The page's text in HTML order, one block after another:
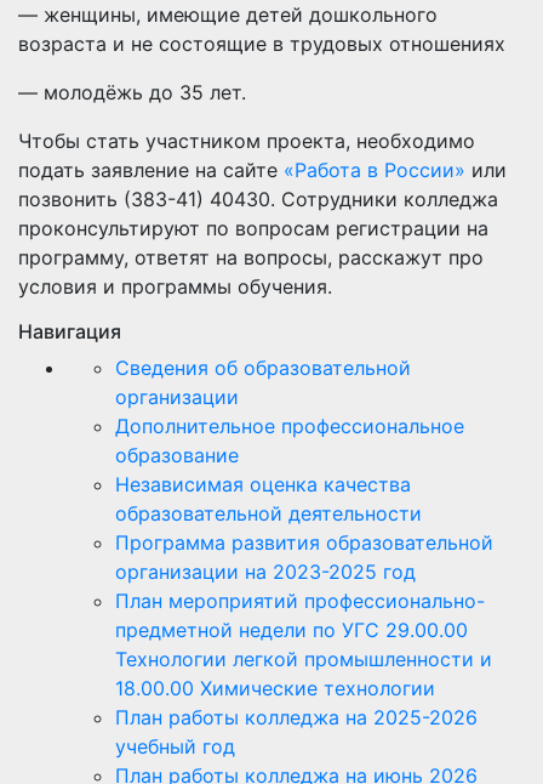
— женщины, имеющие детей дошкольного
возраста и не состоящие в трудовых отношениях
— молодёжь до 35 лет.
Чтобы стать участником проекта, необходимо
подать заявление на сайте «Работа в России» или
позвонить (383-41) 40430. Сотрудники колледжа
проконсультируют по вопросам регистрации на
программу, ответят на вопросы, расскажут про
условия и программы обучения.
Навигация
Сведения об образовательной
организации
Дополнительное профессиональное
образование
Независимая оценка качества
образовательной деятельности
Программа развития образовательной
организации на 2023-2025 год
План мероприятий профессионально-
предметной недели по УГС 29.00.00
Технологии легкой промышленности и
18.00.00 Химические технологии
План работы колледжа на 2025-2026
учебный год
План работы колледжа на июнь 2026